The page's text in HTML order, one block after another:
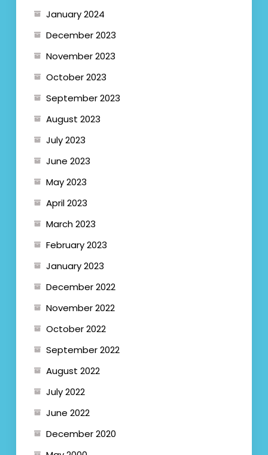
January 2024
December 2023
November 2023
October 2023
September 2023
August 2023
July 2023
June 2023
May 2023
April 2023
March 2023
February 2023
January 2023
December 2022
November 2022
October 2022
September 2022
August 2022
July 2022
June 2022
December 2020